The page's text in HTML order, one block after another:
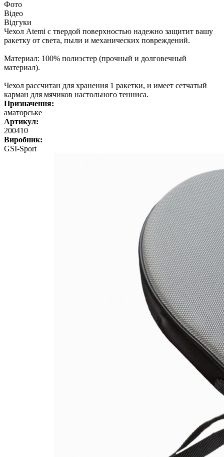
Фото
Відео
Відгуки
Чехол Atemi с твердой поверхностью надежно защитит вашу
ракетку от света, пыли и механических повреждений.
Материал: 100% полиэстер (прочный и долговечный
материал).
Чехол рассчитан для хранения 1 ракетки, и имеет сетчатый
карман для мячиков настольного тенниса.
Призначення:
аматорське
Артикул:
200410
Виробник:
GSI-Sport